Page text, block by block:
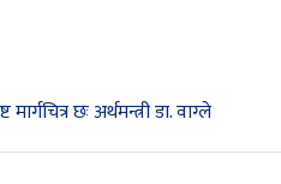
छः अर्थमन्त्री डा. वाग्ले